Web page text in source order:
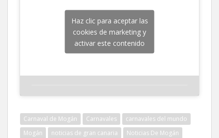
Haz clic para aceptar las
cookies de marketing y
activar este contenido
Carnaval de Mogán Carnavales
carnavales del mundo
Mogán
noticias de gran canaria
Noticias De Mogán